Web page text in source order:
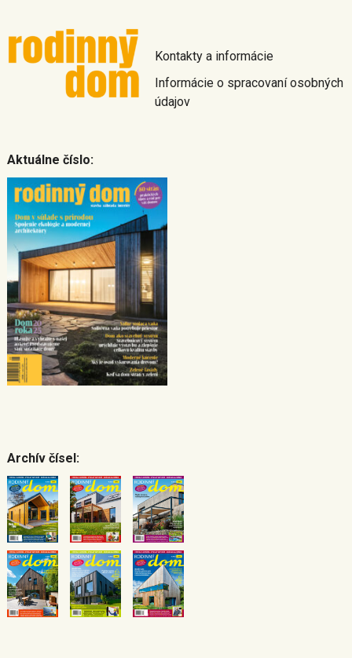
Kontakty a informácie
Informácie o spracovaní osobných
údajov
Aktuálne číslo:
Archív čísel: